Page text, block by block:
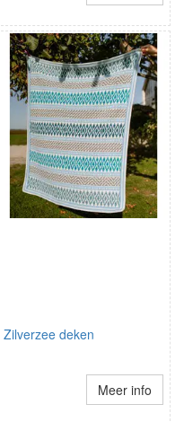
Zilverzee deken
Meer info